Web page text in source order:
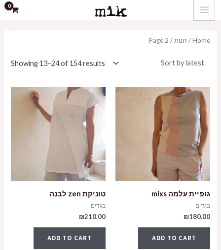
דילוג
לתוכן
MAIN
Home
/ חנות/ Page 2
Showing 13–24 of 154 results
גופיית עלמה mixs
בגדים
₪180.00
ADD TO CART
טוניקת zen לבנה
בגדים
₪210.00
ADD TO CART